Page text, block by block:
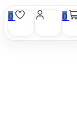
Получить место
0 0